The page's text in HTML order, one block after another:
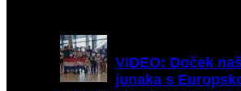
VIDEO: Doček
junaka s